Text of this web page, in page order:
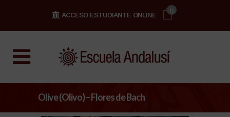
0
ACCESO ESTUDIANTE ONLINE
Olive (Olivo) – Flores de Bach